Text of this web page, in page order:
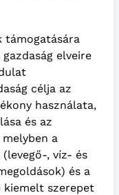
támogatására
elveire
célja az
használata,
és az
a
, víz- és
és a
kiemelt szerepet